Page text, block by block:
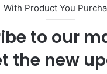
e
With Product You
to our
the new